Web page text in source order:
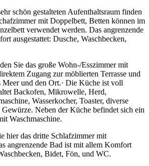
schön gestalteten Aufenthaltsraum finden
mit Doppelbett, Betten können im
verwendet werden. Das angrenzende
ausgestattet: Dusche, Waschbecken,
Sie das große Wohn-/Esszimmer mit
Zugang zur möblierten Terrasse und
und den Ort.· Die Küche ist voll
Backofen, Mikrowelle, Herd,
Wasserkocher, Toaster, diverse
Neben der Küche befindet sich ein
Waschmaschine.
hier das dritte Schlafzimmer mit
angrenzende Bad ist mit allem Komfort
Bidet, Fön, und WC.